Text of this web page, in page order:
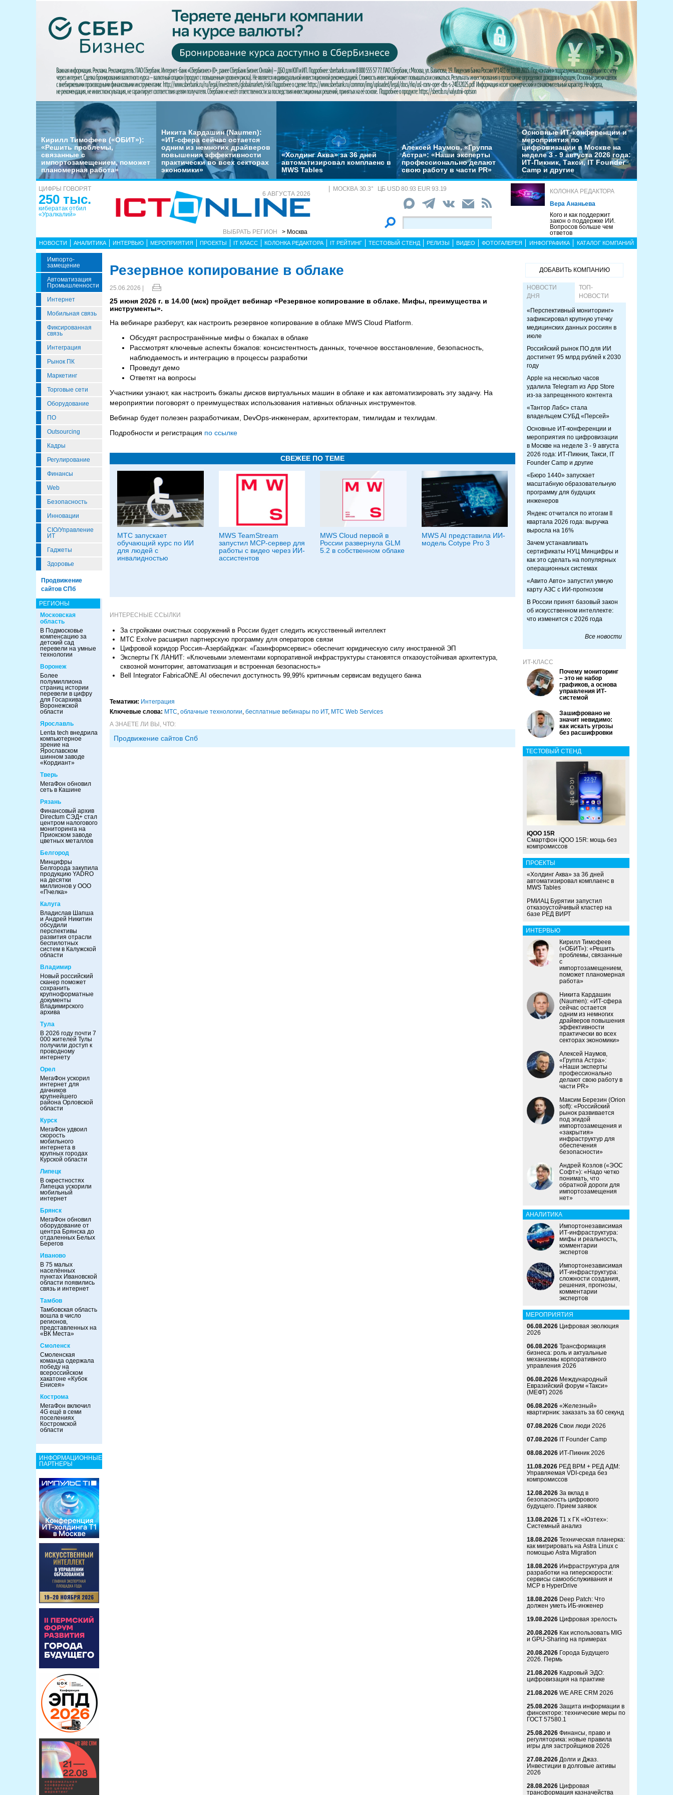
Кирилл Тимофеев («ОБИТ»):
«Решить проблемы,
связанные с
импортозамещением, поможет
планомерная работа»
Никита Кардашин (Naumen):
«ИТ-сфера сейчас остается
одним из немногих драйверов
повышения эффективности
практически во всех секторах
экономики»
«Холдинг Аква» за 36 дней
автоматизировал комплаенс в
MWS Tables
Алексей Наумов, «Группа
Астра»: «Наши эксперты
профессионально делают
свою работу в части PR»
Основные ИТ-конференции и
мероприятия по
цифровизации в Москве на
неделе 3 - 9 августа 2026 года:
ИТ-Пикник, Такси, IT Founder
Camp и другие
ЦИФРЫ ГОВОРЯТ
250 тыс.
кибератак отбил
«Уралкалий»
6 АВГУСТА 2026
ВЫБРАТЬ РЕГИОН > Москва
МОСКВА 30.3° ЦБ USD 80.93 EUR 93.19
КОЛОНКА РЕДАКТОРА
Вера Ананьева
Кого и как поддержит
закон о поддержке ИИ.
Вопросов больше чем
ответов
НОВОСТИ АНАЛИТИКА ИНТЕРВЬЮ МЕРОПРИЯТИЯ ПРОЕКТЫ IT КЛАСС КОЛОНКА РЕДАКТОРА IT РЕЙТИНГ ТЕСТОВЫЙ СТЕНД РЕЛИЗЫ ВИДЕО ФОТОГАЛЕРЕЯ ИНФОГРАФИКА КАТАЛОГ КОМПАНИЙ
Импорто­
Замещение
Автоматизация
Промышленности
Интернет
Мобильная связь
Фиксированная
связь
Интеграция
Рынок ПК
Маркетинг
Торговые сети
Оборудование
ПО
Outsourcing
Кадры
Регулирование
Финансы
Web
Безопасность
Инновации
CIO/Управление
ИТ
Гаджеты
Здоровье
Продвижение
сайтов СПб
РЕГИОНЫ
Московская
область
В Подмосковье
компенсацию за
детский сад
перевели на умные
технологии
Воронеж
Более
полумиллиона
страниц истории
перевели в цифру
для Госархива
Воронежской
области
Ярославль
Lenta tech внедрила
компьютерное
зрение на
Ярославском
шинном заводе
«Кордиант»
Тверь
МегаФон обновил
сеть в Кашине
Рязань
Финансовый архив
Directum СЭД+ стал
центром налогового
мониторинга на
Приокском заводе
цветных металлов
Белгород
Минцифры
Белгорода закупила
продукцию YADRO
на десятки
миллионов у ООО
«Пчелка»
Калуга
Владислав Шапша
и Андрей Никитин
обсудили
перспективы
развития отрасли
беспилотных
систем в Калужской
области
Владимир
Новый российский
сканер поможет
сохранить
крупноформатные
документы
Владимирского
архива
Тула
В 2026 году почти 7
000 жителей Тулы
получили доступ к
проводному
интернету
Орел
МегаФон ускорил
интернет для
дачников
крупнейшего
района Орловской
области
Курск
МегаФон удвоил
скорость
мобильного
интернета в
крупных городах
Курской области
Липецк
В окрестностях
Липецка ускорили
мобильный
интернет
Брянск
МегаФон обновил
оборудование от
центра Брянска до
отдаленных Белых
Берегов
Иваново
В 75 малых
населённых
пунктах Ивановской
области появились
связь и интернет
Тамбов
Тамбовская область
вошла в число
регионов,
представленных на
«ВК Места»
Смоленск
Смоленская
команда одержала
победу на
всероссийском
хакатоне «Кубок
Енисея»
Кострома
МегаФон включил
4G ещё в семи
поселениях
Костромской
области
ИНФОРМАЦИОННЫЕ
ПАРТНЕРЫ
Резервное копирование в облаке
25.06.2026 |
25 июня 2026 г. в 14.00 (мск) пройдет вебинар «Резервное копирование в облаке. Мифы, преимущества и
инструменты».
На вебинаре разберут, как настроить резервное копирование в облаке MWS Cloud Platform.
Обсудят распространённые мифы о бэкапах в облаке
Рассмотрят ключевые аспекты бэкапов: консистентность данных, точечное восстановление, безопасность,
наблюдаемость и интеграцию в процессы разработки
Проведут демо
Ответят на вопросы
Участники узнают, как настроить бэкапы дисков виртуальных машин в облаке и как автоматизировать эту задачу. На
мероприятии поговорят о преимуществах использования нативных облачных инструментов.
Вебинар будет полезен разработчикам, DevOps-инженерам, архитекторам, тимлидам и техлидам.
Подробности и регистрация по ссылке
СВЕЖЕЕ ПО ТЕМЕ
МТС запускает
обучающий курс по ИИ
для людей с
инвалидностью
MWS TeamStream
запустил MCP-сервер для
работы с видео через ИИ-
ассистентов
MWS Cloud первой в
России развернула GLM
5.2 в собственном облаке
MWS AI представила ИИ-
модель Cotype Pro 3
ИНТЕРЕСНЫЕ ССЫЛКИ
За стройками очистных сооружений в России будет следить искусственный интеллект
МТС Exolve расширил партнерскую программу для операторов связи
Цифровой коридор Россия–Азербайджан: «Газинформсервис» обеспечит юридическую силу иностранной ЭП
Эксперты ГК ЛАНИТ: «Ключевыми элементами корпоративной инфраструктуры становятся отказоустойчивая архитектура,
сквозной мониторинг, автоматизация и встроенная безопасность»
Bell Integrator FabricaONE.AI обеспечил доступность 99,99% критичным сервисам ведущего банка
Тематики: Интеграция
Ключевые слова: МТС, облачные технологии, бесплатные вебинары по ИТ, МТС Web Services
А ЗНАЕТЕ ЛИ ВЫ, ЧТО:
Продвижение сайтов Спб
ДОБАВИТЬ КОМПАНИЮ
НОВОСТИ
ДНЯ
ТОП-
НОВОСТИ
«Перспективный мониторинг»
зафиксировал крупную утечку
медицинских данных россиян в
июле
Российский рынок ПО для ИИ
достигнет 95 млрд рублей к 2030
году
Apple на несколько часов
удалила Telegram из App Store
из-за запрещенного контента
«Тантор Лабс» стала
владельцем СУБД «Персей»
Основные ИТ-конференции и
мероприятия по цифровизации
в Москве на неделе 3 - 9 августа
2026 года: ИТ-Пикник, Такси, IT
Founder Camp и другие
«Бюро 1440» запускает
масштабную образовательную
программу для будущих
инженеров
Яндекс отчитался по итогам II
квартала 2026 года: выручка
выросла на 16%
Зачем устанавливать
сертификаты НУЦ Минцифры и
как это сделать на популярных
операционных системах
«Авито Авто» запустил умную
карту АЗС с ИИ-прогнозом
В России принят базовый закон
об искусственном интеллекте:
что изменится с 2026 года
Все новости
ИТ-КЛАСС
Почему мониторинг
– это не набор
графиков, а основа
управления ИТ-
системой
Зашифровано не
значит невидимо:
как искать угрозы
без расшифровки
ТЕСТОВЫЙ СТЕНД
iQOO 15R
Смартфон iQOO 15R: мощь без
компромиссов
ПРОЕКТЫ
«Холдинг Аква» за 36 дней
автоматизировал комплаенс в
MWS Tables
РМИАЦ Бурятии запустил
отказоустойчивый кластер на
базе РЕД ВИРТ
ИНТЕРВЬЮ
Кирилл Тимофеев
(«ОБИТ»): «Решить
проблемы, связанные
с
импортозамещением,
поможет планомерная
работа»
Никита Кардашин
(Naumen): «ИТ-сфера
сейчас остается
одним из немногих
драйверов повышения
эффективности
практически во всех
секторах экономики»
Алексей Наумов,
«Группа Астра»:
«Наши эксперты
профессионально
делают свою работу в
части PR»
Максим Березин (Orion
soft): «Российский
рынок развивается
под эгидой
импортозамещения и
«закрытия»
инфраструктур для
обеспечения
безопасности»
Андрей Козлов («ЭОС
Софт»): «Надо четко
понимать, что
обратной дороги для
импортозамещения
нет»
АНАЛИТИКА
Импортонезависимая
ИТ-инфраструктура:
мифы и реальность,
комментарии
экспертов
Импортонезависимая
ИТ-инфраструктура:
сложности создания,
решения, прогнозы,
комментарии
экспертов
МЕРОПРИЯТИЯ
06.08.2026 Цифровая эволюция
2026
06.08.2026 Трансформация
бизнеса: роль и актуальные
механизмы корпоративного
управления 2026
06.08.2026 Международный
Евразийский форум «Такси»
(МЕФТ) 2026
06.08.2026 «Железный»
квартирник: заказать за 60 секунд
07.08.2026 Свои люди 2026
07.08.2026 IT Founder Camp
08.08.2026 ИТ-Пикник 2026
11.08.2026 РЕД ВРМ + РЕД АДМ:
Управляемая VDI-среда без
компромиссов
12.08.2026 За вклад в
безопасность цифрового
будущего. Прием заявок
13.08.2026 Т1 x ГК «Юзтех»:
Системный анализ
18.08.2026 Техническая планерка:
как мигрировать на Astra Linux с
помощью Astra Migration
18.08.2026 Инфраструктура для
разработки на гиперскорости:
сервисы самообслуживания и
MCP в HyperDrive
18.08.2026 Deep Patch: Что
должен уметь ИБ-инженер
19.08.2026 Цифровая зрелость
20.08.2026 Как использовать MIG
и GPU-Sharing на примерах
20.08.2026 Города Будущего
2026. Пермь
21.08.2026 Кадровый ЭДО:
цифровизация на практике
21.08.2026 WE ARE CRM 2026
25.08.2026 Защита информации в
финсекторе: технические меры по
ГОСТ 57580.1
25.08.2026 Финансы, право и
регуляторика: новые правила
игры для застройщиков 2026
27.08.2026 Долги и Джаз.
Инвестиции в долговые активы
2026
28.08.2026 Цифровая
трансформация казначейства